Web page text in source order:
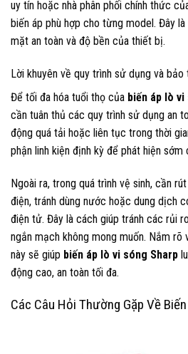
uy tín hoặc nhà phân phối chính thức
biến áp phù hợp cho từng model. Đây
mặt an toàn và độ bền của thiết bị.
Lời khuyên về quy trình sử dụng và bảo
Để tối đa hóa tuổi thọ của biến áp lò
cần tuân thủ các quy trình sử dụng an
động quá tải hoặc liên tục trong thời
phận linh kiện định kỳ để phát hiện sớm
Ngoài ra, trong quá trình vệ sinh, cần
điện, tránh dùng nước hoặc dung dịch
điện tử. Đây là cách giúp tránh các rủi
ngắn mạch không mong muốn. Nắm rõ
này sẽ giúp biến áp lò vi sóng Sharp
động cao, an toàn tối đa.
Các Câu Hỏi Thường Gặp Về